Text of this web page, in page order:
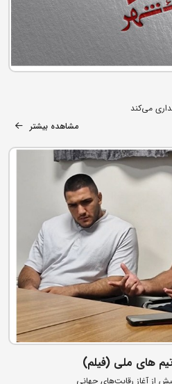
می‌کند
مشاهده بیشتر
تیم های ملی (فیلم)
از آغاز رقابت‌های جهانی